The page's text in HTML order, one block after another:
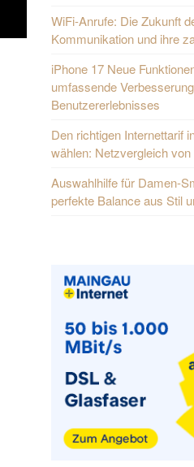
WiFi-Anrufe: Die Zukunft
Kommunikation und ihre
iPhone 17 Neue
umfassende
Benutzererlebnisses
Den richtigen Internettarif
wählen: Netzvergleich
Auswahlhilfe für Damen-
perfekte Balance aus Stil